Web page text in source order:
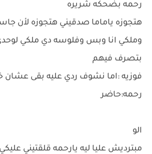
رحمه بضحكه شريره
هتجوزه ياماما صدقيني هتجوزه لأن
وملكي انا وبس وفلوسه دي ملكي لوحدي
بتصرف فيهم
فوزيه :اما نشوف ردي عليه بقى عشان
رحمه:حاضر
الو
مبترديش عليا ليه يارحمه قلقتيني